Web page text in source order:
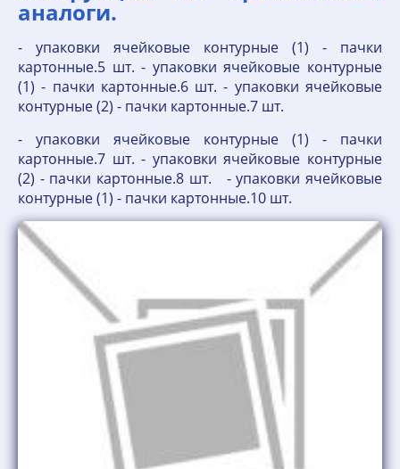
аналоги.
- упаковки ячейковые контурные (1) - пачки
картонные.5 шт. - упаковки ячейковые контурные
(1) - пачки картонные.6 шт. - упаковки ячейковые
контурные (2) - пачки картонные.7 шт.
- упаковки ячейковые контурные (1) - пачки
картонные.7 шт. - упаковки ячейковые контурные
(2) - пачки картонные.8 шт. - упаковки ячейковые
контурные (1) - пачки картонные.10 шт.